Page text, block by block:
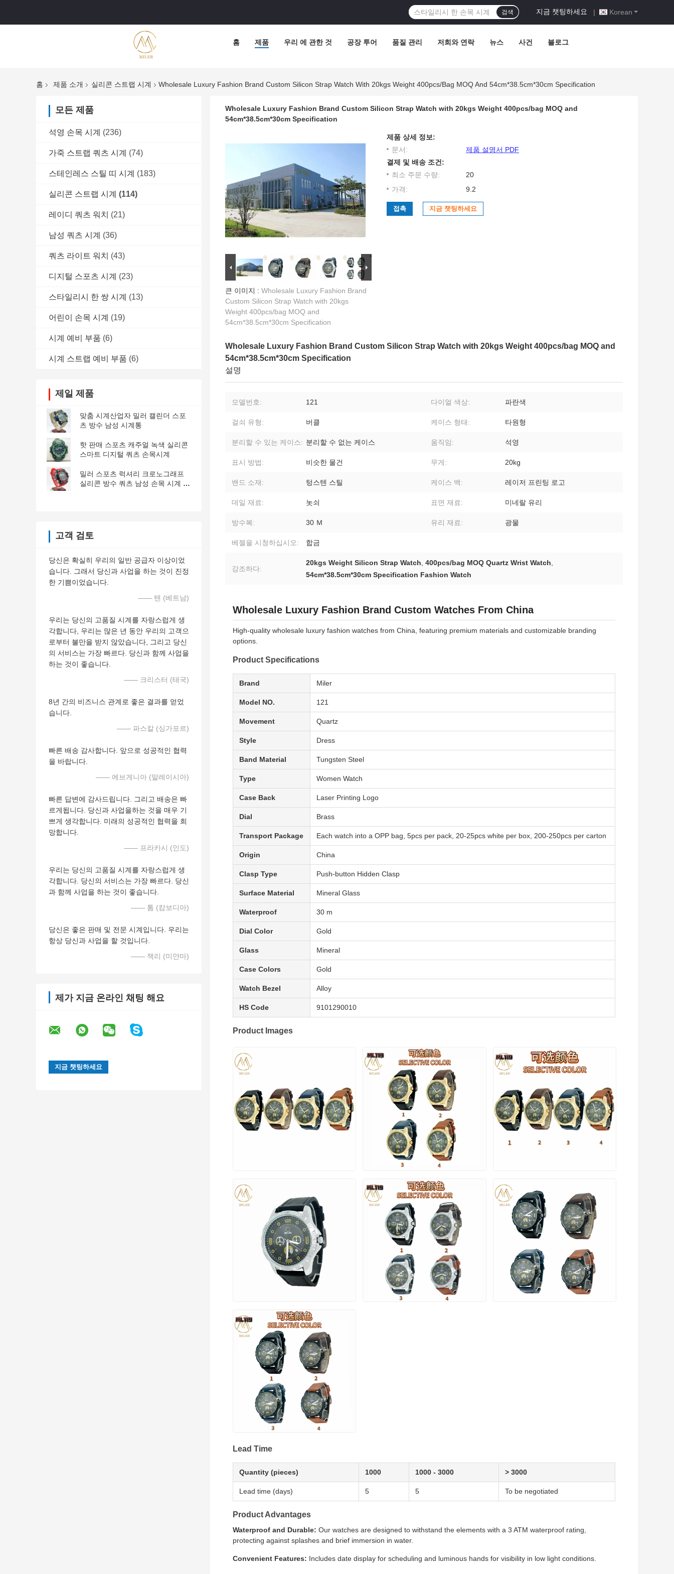
Korean
지금 챗팅하세요 |
검색
홈 제품 우리 에 관한 것 공장 투어 품질 관리 저희와 연락 뉴스 사건 블로그
홈 제품 소개 실리콘 스트랩 시계 Wholesale Luxury Fashion Brand Custom Silicon Strap Watch With 20kgs Weight 400pcs/bag MOQ And 54cm*38.5cm*30cm Specification
모든 제품
석영 손목 시계 (236)
가죽 스트랩 쿼츠 시계 (74)
스테인레스 스틸 띠 시계 (183)
실리콘 스트랩 시계 (114)
레이디 쿼츠 워치 (21)
남성 쿼츠 시계 (36)
쿼츠 라이트 워치 (43)
디지털 스포츠 시계 (23)
스타일리시 한 쌍 시계 (13)
어린이 손목 시계 (19)
시계 예비 부품 (6)
시계 스트랩 예비 부품 (6)
제일 제품
맞춤 시계산업자 밀러 캘린더 스포
츠 방수 남성 시계통
핫 판매 스포츠 캐주얼 녹색 실리콘
스마트 디지털 쿼츠 손목시계
밀러 스포츠 럭셔리 크로노그래프
실리콘 방수 쿼츠 남성 손목 시계 날
고객 검토
당신은 확실히 우리의 일반 공급자 이상이었
습니다. 그래서 당신과 사업을 하는 것이 진정
한 기쁨이었습니다.
—— 텐 (베트남)
우리는 당신의 고품질 시계를 자랑스럽게 생
각합니다, 우리는 많은 년 동안 우리의 고객으
로부터 불만을 받지 않았습니다, 그리고 당신
의 서비스는 가장 빠르다. 당신과 함께 사업을
하는 것이 좋습니다.
—— 크리스터 (태국)
8년 간의 비즈니스 관계로 좋은 결과를 얻었
습니다.
—— 파스칼 (싱가포르)
빠른 배송 감사합니다. 앞으로 성공적인 협력
을 바랍니다.
—— 에브게니아 (말레이시아)
빠른 답변에 감사드립니다. 그리고 배송은 빠
르게됩니다. 당신과 사업을하는 것을 매우 기
쁘게 생각합니다. 미래의 성공적인 협력을 희
망합니다.
—— 프라카시 (인도)
우리는 당신의 고품질 시계를 자랑스럽게 생
각합니다. 당신의 서비스는 가장 빠르다. 당신
과 함께 사업을 하는 것이 좋습니다.
—— 톰 (캄보디아)
당신은 좋은 판매 및 전문 시계입니다. 우리는
항상 당신과 사업을 할 것입니다.
—— 잭리 (미얀마)
제가 지금 온라인 채팅 해요
Wholesale Luxury Fashion Brand Custom Silicon Strap Watch with 20kgs Weight 400pcs/bag MOQ and
54cm*38.5cm*30cm Specification
큰 이미지 : Wholesale Luxury Fashion Brand
Custom Silicon Strap Watch with 20kgs
Weight 400pcs/bag MOQ and
54cm*38.5cm*30cm Specification
제품 상세 정보:
문서:
제품 설명서 PDF
결제 및 배송 조건:
최소 주문 수량:
20
가격:
9.2
접촉 지금 챗팅하세요
Wholesale Luxury Fashion Brand Custom Silicon Strap Watch with 20kgs Weight 400pcs/bag MOQ and
54cm*38.5cm*30cm Specification
설명
모델번호: 121 다이얼 색상: 파란색
걸쇠 유형: 버클 케이스 형태: 타원형
분리할 수 있는 케이스: 분리할 수 없는 케이스 움직임: 석영
표시 방법: 비슷한 물건 무게: 20kg
밴드 소재: 텅스텐 스틸 케이스 백: 레이저 프린팅 로고
데일 재료: 놋쇠 표면 재료: 미네랄 유리
방수복: 30 Ｍ 유리 재료: 광물
베젤을 시청하십시오: 합금
강조하다:
20kgs Weight Silicon Strap Watch, 400pcs/bag MOQ Quartz Wrist Watch,
54cm*38.5cm*30cm Specification Fashion Watch
Wholesale Luxury Fashion Brand Custom Watches From China
High-quality wholesale luxury fashion watches from China, featuring premium materials and customizable branding
options.
Product Specifications
Brand Miler
Model NO. 121
Movement Quartz
Style Dress
Band Material Tungsten Steel
Type Women Watch
Case Back Laser Printing Logo
Dial Brass
Transport Package Each watch into a OPP bag, 5pcs per pack, 20-25pcs white per box, 200-250pcs per carton
Origin China
Clasp Type Push-button Hidden Clasp
Surface Material Mineral Glass
Waterproof 30 m
Dial Color Gold
Glass Mineral
Case Colors Gold
Watch Bezel Alloy
HS Code 9101290010
Product Images
Lead Time
Quantity (pieces) 1000 1000 - 3000 > 3000
Lead time (days) 5 5 To be negotiated
Product Advantages
Waterproof and Durable: Our watches are designed to withstand the elements with a 3 ATM waterproof rating,
protecting against splashes and brief immersion in water.
Convenient Features: Includes date display for scheduling and luminous hands for visibility in low light conditions.